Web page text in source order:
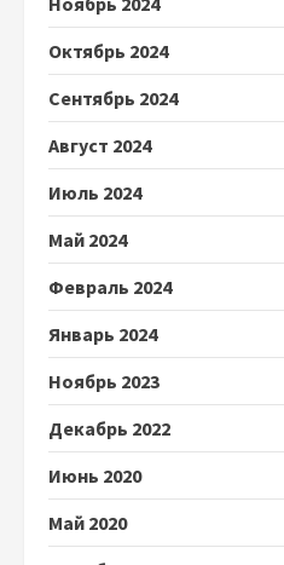
Октябрь 2024
Сентябрь 2024
Август 2024
Июль 2024
Май 2024
Февраль 2024
Январь 2024
Ноябрь 2023
Декабрь 2022
Июнь 2020
Май 2020